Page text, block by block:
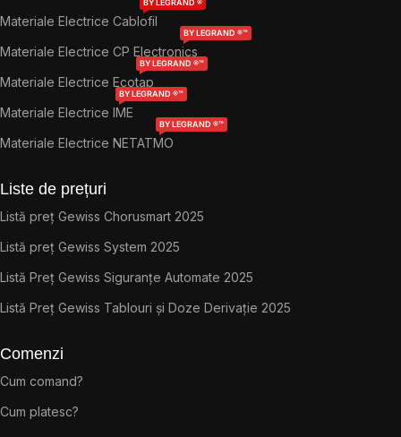
Materiale Electrice Cablofil
Materiale Electrice CP Electronics
BY LEGRAND ®™
Materiale Electrice Ecotap
BY LEGRAND ®™
Materiale Electrice IME
BY LEGRAND ®™
Materiale Electrice NETATMO
BY LEGRAND ®™
Liste de prețuri
Listă preț Gewiss Chorusmart 2025
Listă preț Gewiss System 2025
Listă Preț Gewiss Siguranțe Automate 2025
Listă Preț Gewiss Tablouri și Doze Derivație 2025
Comenzi
Cum comand?
Cum platesc?